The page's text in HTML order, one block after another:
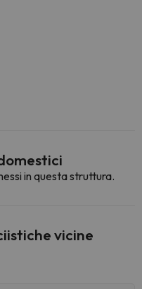
in questa struttura.
vicine